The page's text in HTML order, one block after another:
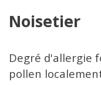
Noisetier
Degré d'allergie
pollen